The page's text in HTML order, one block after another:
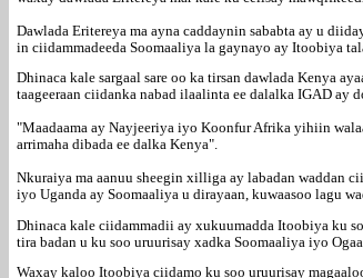
Dawlada Eritereya ma ayna caddaynin sababta ay u
in ciidammadeeda Soomaaliya la gaynayo ay Itoobiya
Dhinaca kale sargaal sare oo ka tirsan dawlada Kenya
taageeraan ciidanka nabad ilaalinta ee dalalka IGAD ay
"Maadaama ay Nayjeeriya iyo Koonfur Afrika yihiin
arrimaha dibada ee dalka Kenya".
Nkuraiya ma aanuu sheegin xilliga ay labadan waddan
iyo Uganda ay Soomaaliya u dirayaan, kuwaasoo lagu
Dhinaca kale ciidammadii ay xukuumadda Itoobiya ku
tira badan u ku soo uruurisay xadka Soomaaliya iyo
Waxay kaloo Itoobiya ciidamo ku soo uruurisay